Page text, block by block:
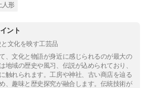
人形
ント
文化を映す工芸品
、文化と物語が身近に感じられるのが最大の
地域の歴史や風习、伝説が込められており、
触れられます。工房や神社、古い商店を辿る
、趣味と歴史探究が融合します。伝統技術が